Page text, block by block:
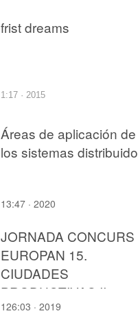
frist dreams
1:17 · 2015
Áreas de aplicación de
los sistemas
13:47 · 2020
JORNADA CONCURS
EUROPAN 15.
CIUDADES
PRODUCTIVAS II.
OLIVA.
126:03 · 2019